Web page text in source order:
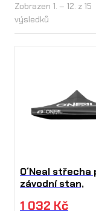
Zobrazen 1. – 12. z 15
výsledků
O´Neal střecha
závodní stan,
1 032 Kč